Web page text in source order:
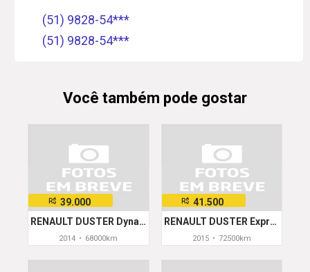
(51) 9828-54***
(51) 9828-54***
Você também pode gostar
R$ 39.000
RENAULT DUSTER Dynamique 2.0 Hi-Flex 16V Mec.
2014 • 68000km
R$ 41.500
RENAULT DUSTER Expression 1.6 Hi-Flex 16V Mec.
2015 • 72500km